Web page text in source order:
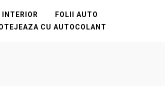
INTERIOR
FOLII AUTO
CU AUTOCOLANT